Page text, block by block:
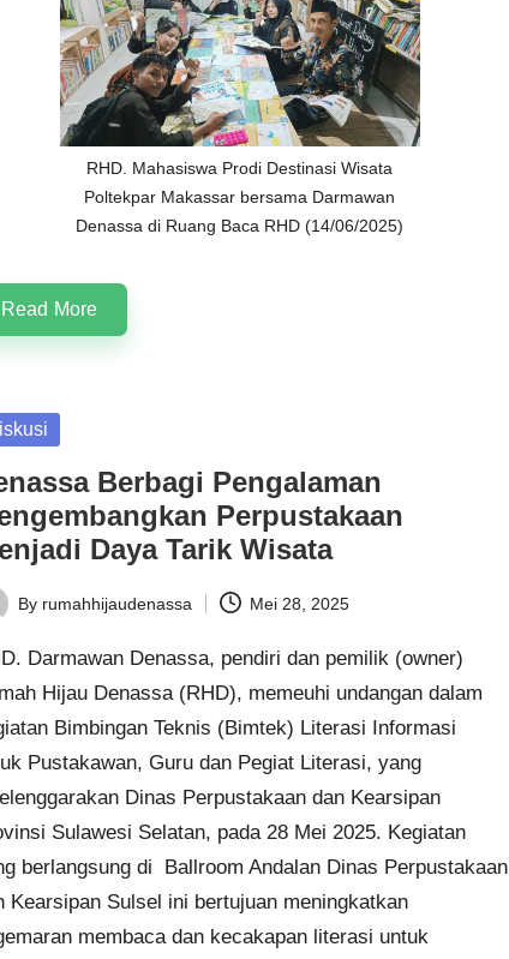
RHD. Mahasiswa Prodi Destinasi Wisata
Poltekpar Makassar bersama Darmawan
Denassa di Ruang Baca RHD (14/06/2025)
Read More
Berbagi Pengalaman
Perpustakaan
Daya Tarik Wisata
By rumahhijaudenassa Mei 28, 2025
. Darmawan Denassa, pendiri dan pemilik (owner)
Hijau Denassa(RHD), memeuhi undangan dalam
Bimbingan Teknis (Bimtek) Literasi Informasi
Pustakawan, Guru dan Pegiat Literasi, yang
Dinas Perpustakaan dan Kearsipan
Sulawesi Selatan, pada 28 Mei 2025. Kegiatan
berlangsung di Ballroom Andalan Dinas Perpustakaan
Kearsipan Sulsel ini bertujuan meningkatkan
membaca dan kecakapan literasi untuk